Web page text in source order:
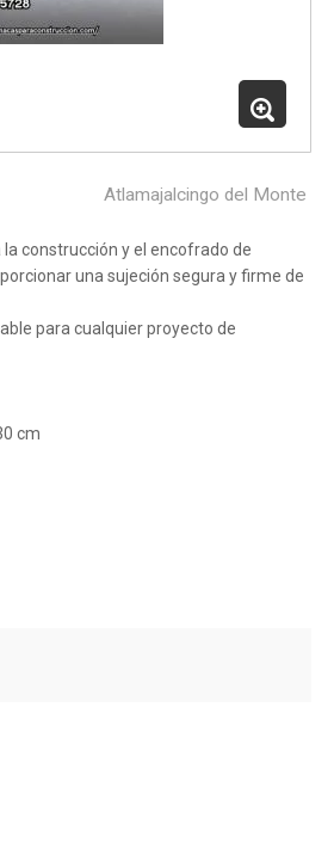
Atlamajalcingo del Monte
construcción y el encofrado de
una sujeción segura y firme de
para cualquier proyecto de
cm